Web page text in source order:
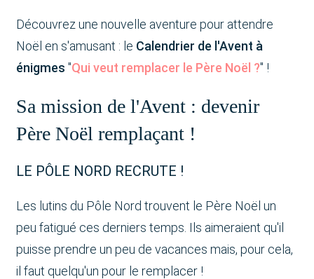
Découvrez une nouvelle aventure pour attendre
Noël en s'amusant : le Calendrier de l'Avent à
énigmes "Qui veut remplacer le Père Noël ?" !
Sa mission de l'Avent : devenir
Père Noël remplaçant !
LE PÔLE NORD RECRUTE !
Les lutins du Pôle Nord trouvent le Père Noël un
peu fatigué ces derniers temps. Ils aimeraient qu'il
puisse prendre un peu de vacances mais, pour cela,
il faut quelqu'un pour le remplacer !